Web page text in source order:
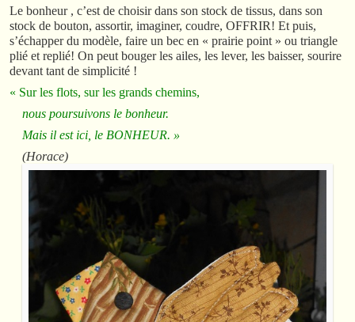
Le bonheur , c’est de choisir dans son stock de tissus, dans son
stock de bouton, assortir, imaginer, coudre, OFFRIR! Et puis,
s’échapper du modèle, faire un bec en « prairie point » ou triangle
plié et replié! On peut bouger les ailes, les lever, les baisser, sourire
devant tant de simplicité !
« Sur les flots, sur les grands chemins,
nous poursuivons le bonheur.
Mais il est ici, le BONHEUR. »
(Horace)